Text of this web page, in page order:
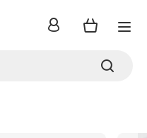
Anmelden